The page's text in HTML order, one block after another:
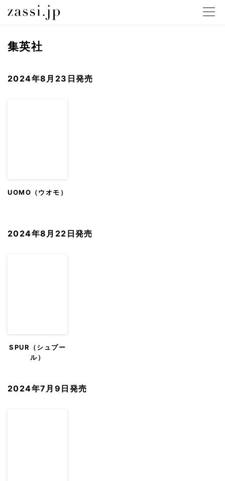
メニュ
集英社
2024年8月23日発売
UOMO（ウオモ）
2024年8月22日発売
SPUR（シュプー
ル）
2024年7月9日発売